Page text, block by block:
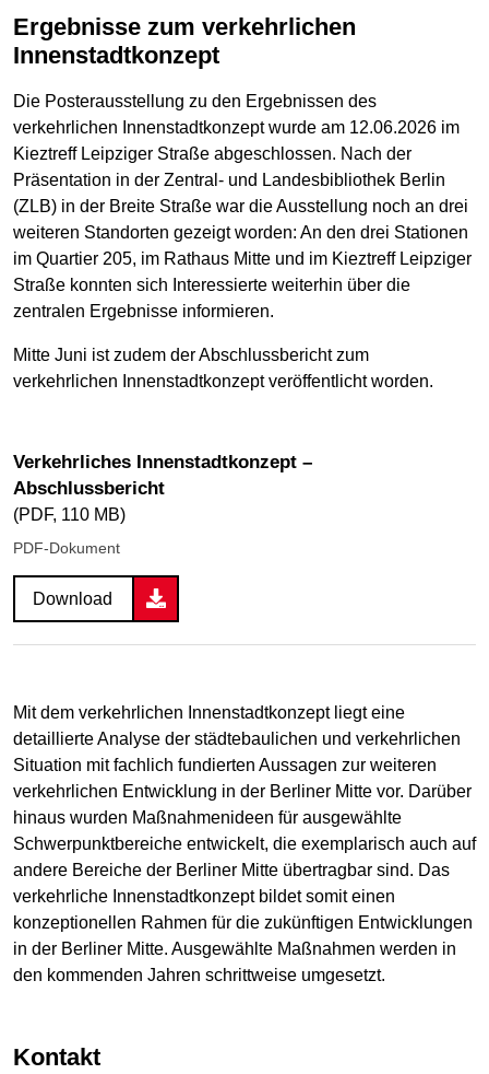
Ergebnisse zum verkehrlichen
Innenstadtkonzept
Die Posterausstellung zu den Ergebnissen des
verkehrlichen Innenstadtkonzept wurde am 12.06.2026 im
Kieztreff Leipziger Straße abgeschlossen. Nach der
Präsentation in der Zentral- und Landesbibliothek Berlin
(ZLB) in der Breite Straße war die Ausstellung noch an drei
weiteren Standorten gezeigt worden: An den drei Stationen
im Quartier 205, im Rathaus Mitte und im Kieztreff Leipziger
Straße konnten sich Interessierte weiterhin über die
zentralen Ergebnisse informieren.
Mitte Juni ist zudem der Abschlussbericht zum
verkehrlichen Innenstadtkonzept veröffentlicht worden.
Verkehrliches Innenstadtkonzept –
Abschlussbericht
(PDF, 110 MB)
PDF-Dokument
Download
Mit dem verkehrlichen Innenstadtkonzept liegt eine
detaillierte Analyse der städtebaulichen und verkehrlichen
Situation mit fachlich fundierten Aussagen zur weiteren
verkehrlichen Entwicklung in der Berliner Mitte vor. Darüber
hinaus wurden Maßnahmenideen für ausgewählte
Schwerpunktbereiche entwickelt, die exemplarisch auch auf
andere Bereiche der Berliner Mitte übertragbar sind. Das
verkehrliche Innenstadtkonzept bildet somit einen
konzeptionellen Rahmen für die zukünftigen Entwicklungen
in der Berliner Mitte. Ausgewählte Maßnahmen werden in
den kommenden Jahren schrittweise umgesetzt.
Kontakt